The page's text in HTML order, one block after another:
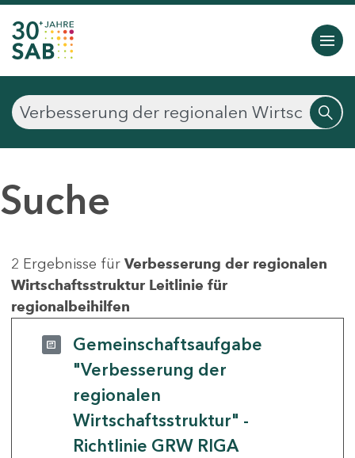
Suche
2 Ergebnisse für Verbesserung der regionalen
Wirtschaftsstruktur Leitlinie für
regionalbeihilfen
Gemeinschaftsaufgabe
"Verbesserung der
regionalen
Wirtschaftsstruktur" -
Richtlinie GRW RIGA